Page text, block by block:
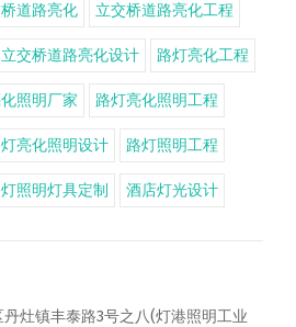
道路亮化 立交桥道路亮化工程
立交桥道路亮化设计 路灯亮化工程
照明厂家 路灯亮化照明工程
亮化照明设计 路灯照明工程
照明灯具定制 酒店灯光设计
灶镇丰泰路3号之八(灯港照明工业